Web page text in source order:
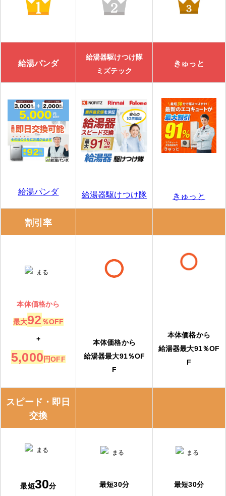
給湯パンダ
給湯器駆けつけ隊
ミズテック
きゅっと
給湯パンダ 給湯器駆けつけ隊 きゅっと
割引率
本体価格から
最大92 ％OFF
+
5,000円OFF
本体価格から
給湯器最大91％OF
F
本体価格から
給湯器最大91％OF
F
スピード・即日
交換
最短30分
最短30分
最短30分